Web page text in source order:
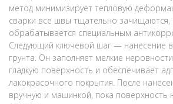
метод минимизирует тепловую
сварки все швы тщательно
обрабатывается специальным
Следующий ключевой шаг — нанесение
грунта. Он заполняет мелкие
гладкую поверхность и обеспечивает
лакокрасочного покрытия. После
вручную и машинкой, пока поверхность